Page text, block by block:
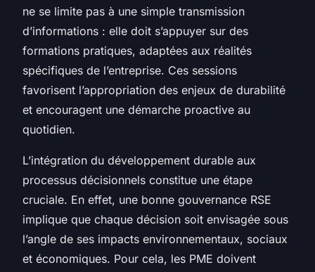
ne se limite pas à une simple transmission
d’informations : elle doit s’appuyer sur des
formations pratiques, adaptées aux réalités
spécifiques de l’entreprise. Ces sessions
favorisent l’appropriation des enjeux de durabilité
et encouragent une démarche proactive au
quotidien.
L’intégration du développement durable aux
processus décisionnels constitue une étape
cruciale. En effet, une bonne gouvernance RSE
implique que chaque décision soit envisagée sous
l’angle de ses impacts environnementaux, sociaux
et économiques. Pour cela, les PME doivent